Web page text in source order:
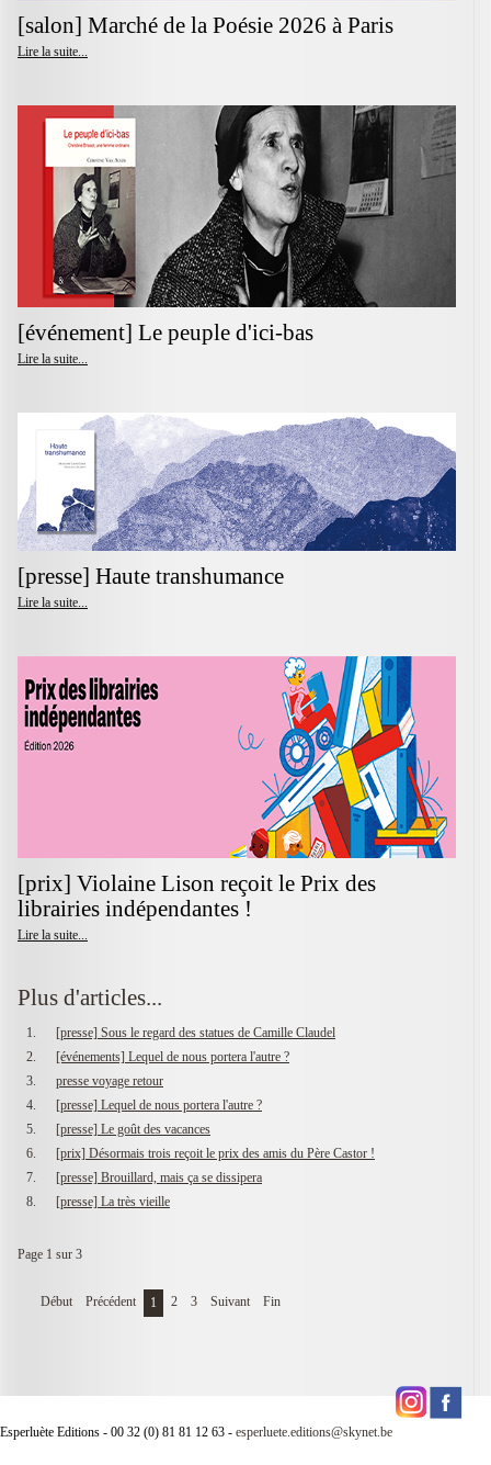
[salon] Marché de la Poésie 2026 à Paris
Lire la suite...
[événement] Le peuple d'ici-bas
Lire la suite...
[presse] Haute transhumance
Lire la suite...
[prix] Violaine Lison reçoit le Prix des
librairies indépendantes !
Lire la suite...
Plus d'articles...
[presse] Sous le regard des statues de Camille Claudel
[événements] Lequel de nous portera l'autre ?
presse voyage retour
[presse] Lequel de nous portera l'autre ?
[presse] Le goût des vacances
[prix] Désormais trois reçoit le prix des amis du Père Castor !
[presse] Brouillard, mais ça se dissipera
[presse] La très vieille
Page 1 sur 3
Début Précédent 1 2 3 Suivant Fin
Esperluète Editions - 00 32 (0) 81 81 12 63 - esperluete.editions@skynet.be